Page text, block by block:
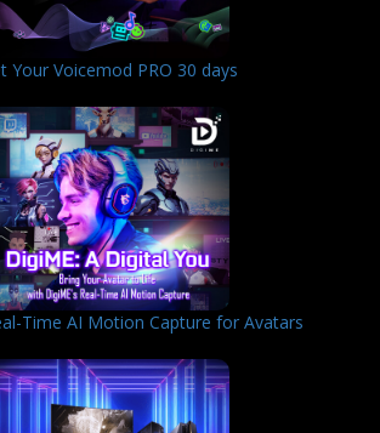
Your Voicemod PRO 30 days
Time AI Motion Capture for Avatars